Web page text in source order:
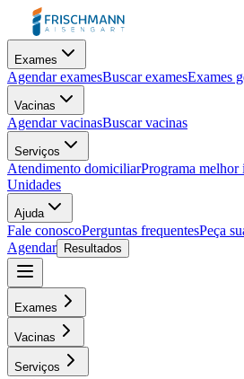
Exames
Agendar examesBuscar examesExames
Vacinas
Agendar vacinasBuscar vacinas
Serviços
Atendimento domiciliarPrograma melhor
Unidades
Ajuda
Fale conoscoPerguntas frequentesPeça
Agendar
Resultados
Exames
Vacinas
Serviços